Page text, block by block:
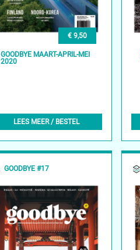
€ 9,50
GOODBYE MAART-APRIL-MEI
2020
LEES MEER / BESTEL
GOODBYE #17